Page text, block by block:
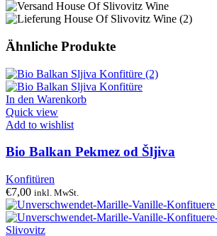
Ähnliche Produkte
In den Warenkorb
Quick view
Add to wishlist
Bio Balkan Pekmez od Šljiva
Konfitüren
€7,00 inkl. MwSt.